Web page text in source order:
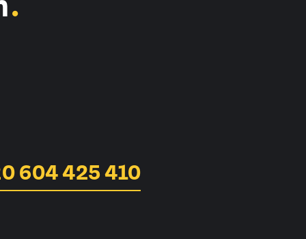
604 425 410